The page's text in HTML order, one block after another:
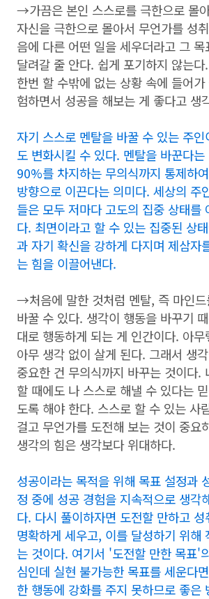
→가끔은 본인 스스로를 극한으로 몰
자신을 극한으로 몰아서 무언가를 성
음에 다른 어떤 일을 세우더라고 그
달려갈 줄 안다. 쉽게 포기하지 않는
한번 할 수밖에 없는 상황 속에 들어
험하면서 성공을 해보는 게 좋다고 생
자기 스스로 멘탈을 바꿀 수 있는 주
도 변화시킬 수 있다. 멘탈을 바꾼다는
90%를 차지하는 무의식까지 통제하
방향으로 이끈다는 의미다. 세상의 주
들은 모두 저마다 고도의 집중 상태를
다. 최면이라고 할 수 있는 집중된 상
과 자기 확신을 강하게 다지며 제삼자
는 힘을 이끌어낸다.
→처음에 말한 것처럼 멘탈, 즉 마인
바꿀 수 있다. 생각이 행동을 바꾸기
대로 행동하게 되는 게 인간이다. 아무
아무 생각 없이 살게 된다. 그래서 생
중요한 건 무의식까지 바꾸는 것이다.
할 때에도 나 스스로 해낼 수 있다는
도록 해야 한다. 스스로 할 수 있는 사
걸고 무언가를 도전해 보는 것이 중요
생각의 힘은 생각보다 위대하다.
성공이라는 목적을 위해 목표 설정과
정 중에 성공 경험을 지속적으로 생각
다. 다시 풀이하자면 도전할 만하고
명확하게 세우고, 이를 달성하기 위해
는 것이다. 여기서 '도전할 만한 목표'
심인데 실현 불가능한 목표를 세운다
한 행동에 강화를 주지 못하므로 좋은